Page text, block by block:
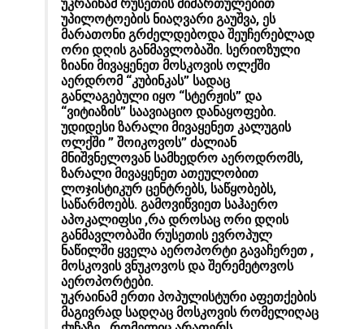
უკრაინამ რუსეთის მიმართულებით
უპილოტოების ნიაღვარი გაუშვა, ეს
მარათონი გრძელდებოდა შეუჩერებლად
ორი დღის განმავლობაში. სერიოზული
ზიანი მივაყენეთ მოსკოვის ოლქში
აერდრომ “კუბინკას” სადაც
განლაგებული იყო “სტერჟის” და
“ვიტიაზის” საავიაციო დანაყოფები.
უდიდესი ზარალი მივაყენეთ კალუგის
ოლქში ” შოიკოვოს” ძალიან
მნიშვნელოვან სამხედრო აეროდრომს,
ზარალი მივაყენეთ ათეულობით
ლოჯისტიკურ ცენტრებს, საწყობებს,
საწარმოებს. გამოვიწვიეთ საჰაერო
აპოკალიფსი ,რა დროსაც ორი დღის
განმავლობაში რუსეთის ევროპულ
ნაწილში ყველა აეროპორტი გავაჩერეთ ,
მოსკოვის ვნუკოვოს და შერემეტოვოს
აეროპორტები.
უკრაინამ ერთი პოპულისტური აფეთქების
მაგივრად სადღაც მოსკოვის რომელიღაც